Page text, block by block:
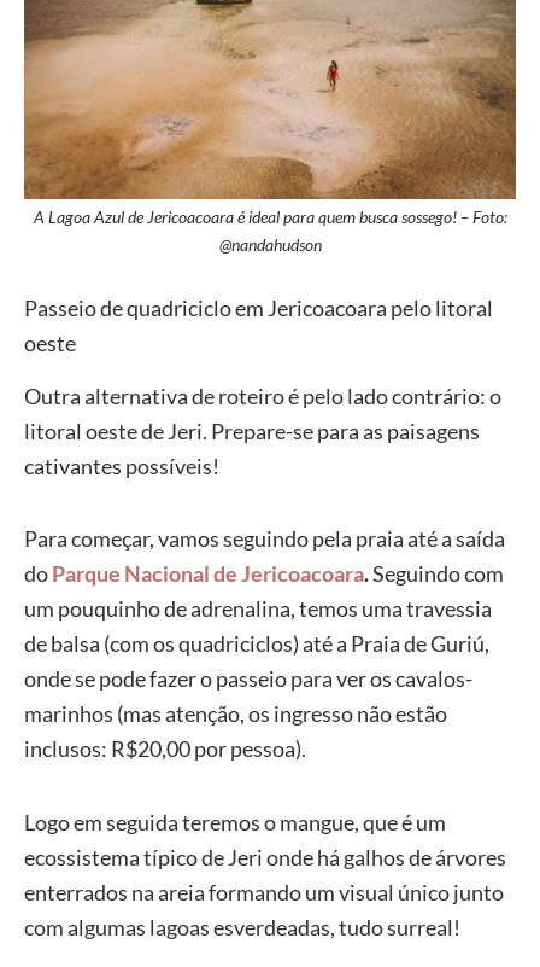
A Lagoa Azul de Jericoacoara é ideal para quem busca sossego! – Foto:
@nandahudson
Passeio de quadriciclo em Jericoacoara pelo litoral
oeste
Outra alternativa de roteiro é pelo lado contrário: o
litoral oeste de Jeri. Prepare-se para as paisagens
cativantes possíveis!
Para começar, vamos seguindo pela praia até a saída
doParque Nacional de Jericoacoara.Seguindo com
um pouquinho de adrenalina, temos uma travessia
de balsa (com os quadriciclos) até a Praia de Guriú,
onde se pode fazer o passeio para ver os cavalos-
marinhos (mas atenção, os ingresso não estão
inclusos: R$20,00 por pessoa).
Logo em seguida teremos o mangue, que é um
ecossistema típico de Jeri onde há galhos de árvores
enterrados na areia formando um visual único junto
com algumas lagoas esverdeadas, tudo surreal!